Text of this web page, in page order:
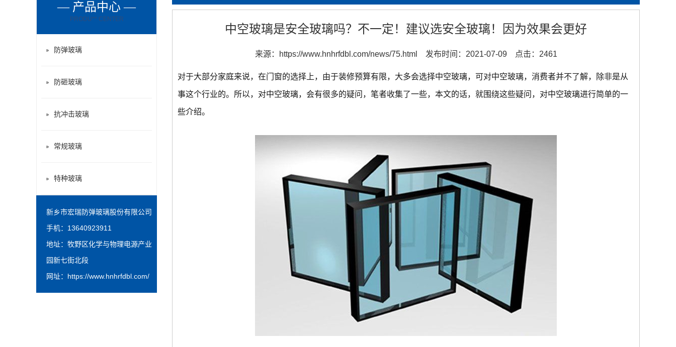
中空玻璃是安全玻璃吗？不一定！建议选安全玻璃！因为效果会更好
来源： https://www.hnhrfdbl.com/news/75.html 发布时间：2021-07-09 点击：2461
对于大部分家庭来说，在门窗的选择上，由于装修预算有限，大多会选择中空玻璃，可对中空玻璃，消费者并不了解，除非是从
事这个行业的。所以，对中空玻璃，会有很多的疑问，笔者收集了一些，本文的话，就围绕这些疑问，对中空玻璃进行简单的一
些介绍。
— 产品中心 —
PRODU** CENTER
防弹玻璃
防砸玻璃
抗冲击玻璃
常规玻璃
特种玻璃
新乡市宏瑞防弹玻璃股份有限公司
手机：13640923911
地址：牧野区化学与物理电源产业
园新七街北段
网址： https://www.hnhrfdbl.com/